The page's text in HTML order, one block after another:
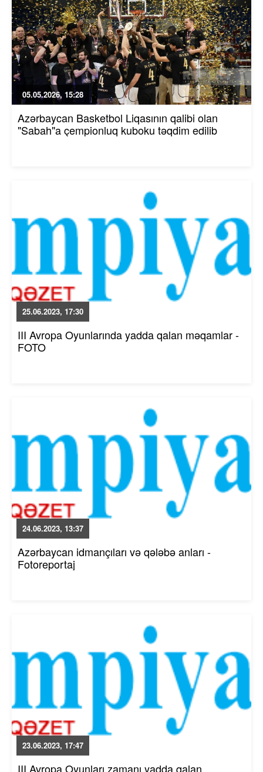
05.05.2026, 15:28
Azərbaycan Basketbol Liqasının qalibi olan
"Sabah"a çempionluq kuboku təqdim edilib
25.06.2023, 17:30
III Avropa Oyunlarında yadda qalan məqamlar -
FOTO
24.06.2023, 13:37
Azərbaycan idmançıları və qələbə anları -
Fotoreportaj
23.06.2023, 17:47
III Avropa Oyunları zamanı yadda qalan